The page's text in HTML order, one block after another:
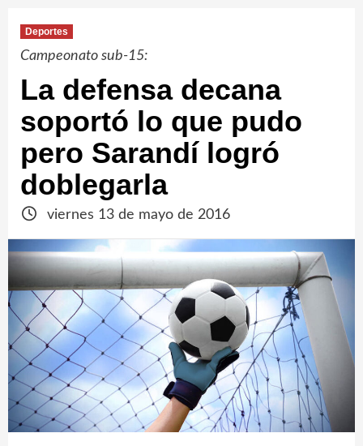
Deportes
Campeonato sub-15:
La defensa decana
soportó lo que pudo
pero Sarandí logró
doblegarla
viernes 13 de mayo de 2016